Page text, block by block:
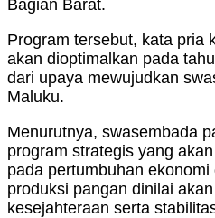
Bagian Barat.
Program tersebut, kata pria
akan dioptimalkan pada
dari upaya mewujudkan
Maluku.
Menurutnya, swasembada
program strategis yang
pada pertumbuhan
produksi pangan dinilai
kesejahteraan serta